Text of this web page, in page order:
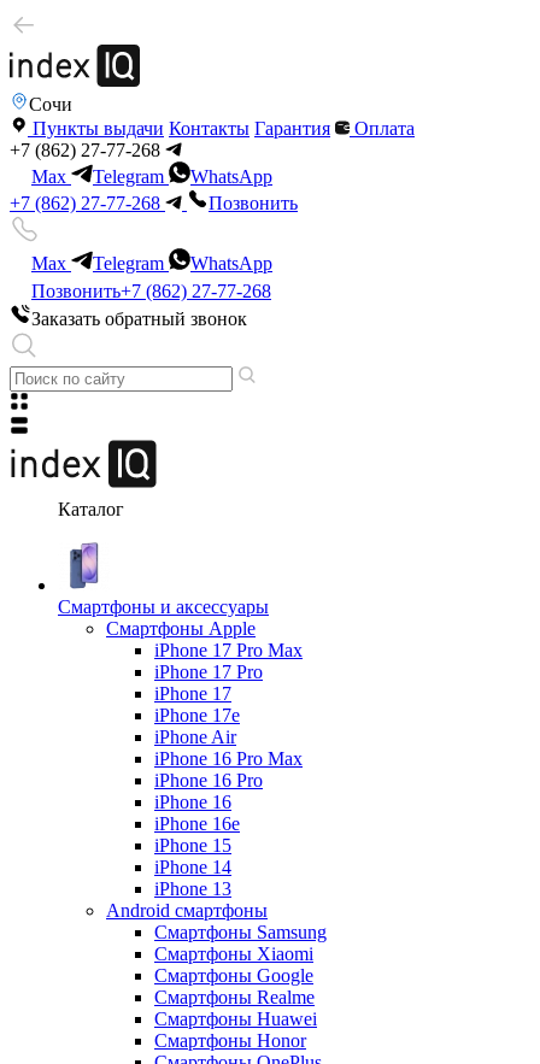
Сочи
Пункты выдачи Контакты Гарантия
Оплата
+7 (862) 27-77-268
Max
Telegram
WhatsApp
+7 (862) 27-77-268
Позвонить
Max Telegram
WhatsApp
Позвонить+7 (862) 27-77-268
Заказать обратный звонок
Каталог
Смартфоны и аксессуары
Смартфоны Apple
iPhone 17 Pro Max
iPhone 17 Pro
iPhone 17
iPhone 17e
iPhone Air
iPhone 16 Pro Max
iPhone 16 Pro
iPhone 16
iPhone 16e
iPhone 15
iPhone 14
iPhone 13
Android cмартфоны
Смартфоны Samsung
Смартфоны Xiaomi
Смартфоны Google
Смартфоны Realme
Смартфоны Huawei
Смартфоны Honor